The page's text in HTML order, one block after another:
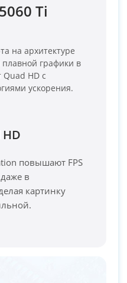
Ti
на архитектуре
графики в
HD с
ускорения.
повышают FPS
в
картинку